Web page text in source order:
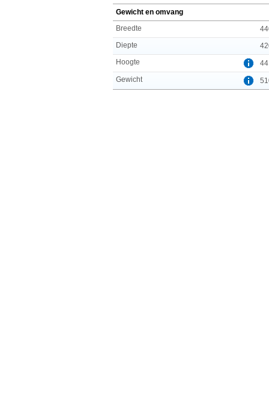
Gewicht en omvang
Breedte
Diepte
Hoogte
Gewicht